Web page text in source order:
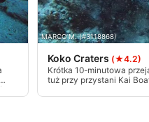
MARCO M. (#3118868)
Koko Craters (★4.2)
Krótka 10-minutowa
tuż przy przystani Kai
kraterze Koko Oahu.
IAB)
celach:
urządzeniu